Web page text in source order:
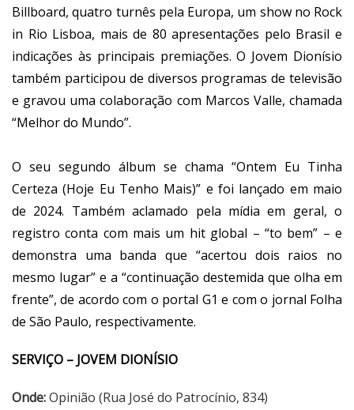
Billboard, quatro turnês pela Europa, um show no Rock
in Rio Lisboa, mais de 80 apresentações pelo Brasil e
indicações às principais premiações. O Jovem Dionísio
também participou de diversos programas de televisão
e gravou uma colaboração com Marcos Valle, chamada
“Melhor do Mundo”.
O seu segundo álbum se chama “Ontem Eu Tinha
Certeza (Hoje Eu Tenho Mais)” e foi lançado em maio
de 2024. Também aclamado pela mídia em geral, o
registro conta com mais um hit global – “to bem” – e
demonstra uma banda que “acertou dois raios no
mesmo lugar” e a “continuação destemida que olha em
frente”, de acordo com o portal G1 e com o jornal Folha
de São Paulo, respectivamente.
SERVIÇO – JOVEM DIONÍSIO
Onde:Opinião (Rua José do Patrocínio, 834)